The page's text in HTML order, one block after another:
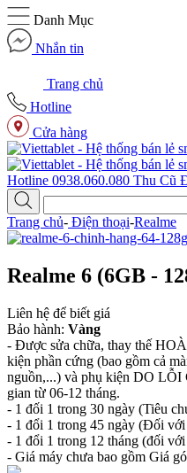
Danh Mục
Nhắn tin
Trang chủ
Hotline
Cửa hàng
Hotline 0938.060.080 Thu Cũ
Trang chủ- Điện thoại-Realme
Realme 6 (6GB -
Liên hệ để biết giá
Bảo hành: Vàng
- Được sửa chữa, thay thế
kiện phần cứng (bao gồm cả
nguồn,...) và phụ kiện DO
gian từ 06-12 tháng.
- 1 đối 1 trong 30 ngày (Tiêu
- 1 đổi 1 trong 45 ngày (Đối
- 1 đổi 1 trong 12 tháng (đối
- Giá máy chưa bao gồm Giá